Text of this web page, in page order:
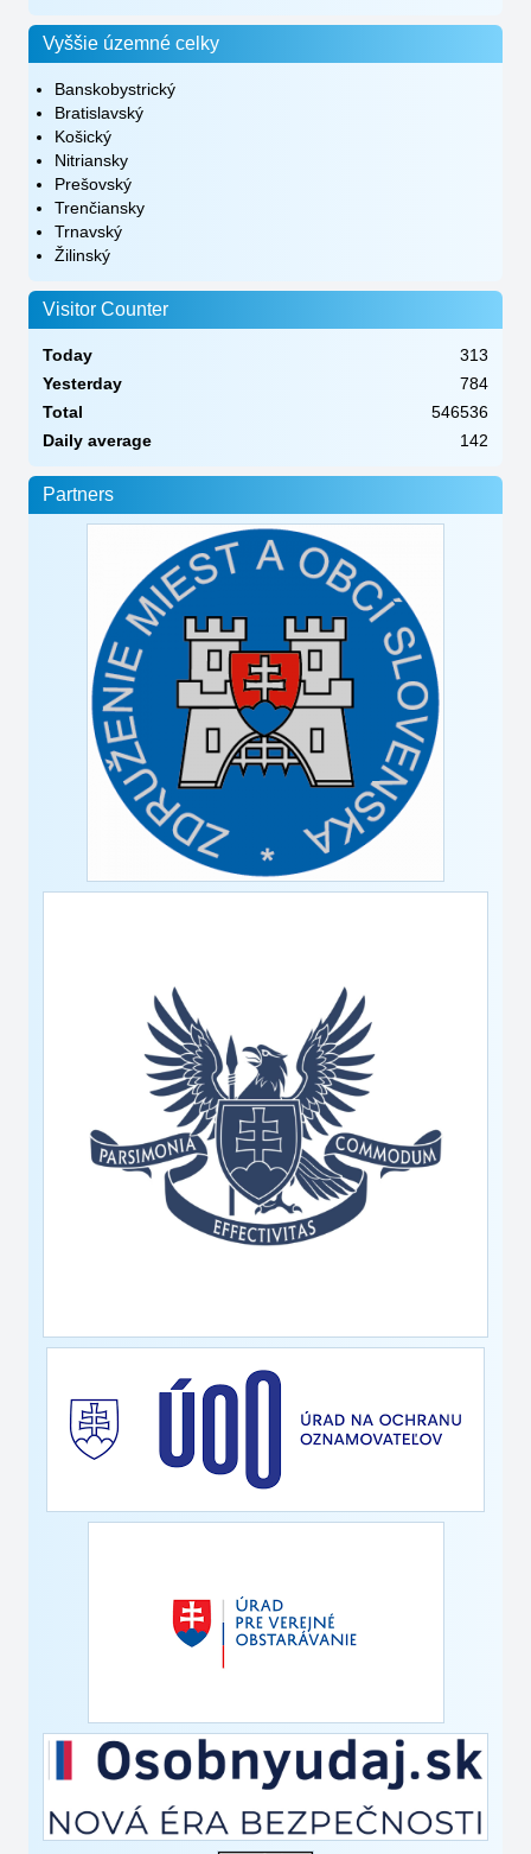
Vyššie územné celky
Banskobystrický
Bratislavský
Košický
Nitriansky
Prešovský
Trenčiansky
Trnavský
Žilinský
Visitor Counter
Today
313
Yesterday
784
Total
546536
Daily average
142
Partners